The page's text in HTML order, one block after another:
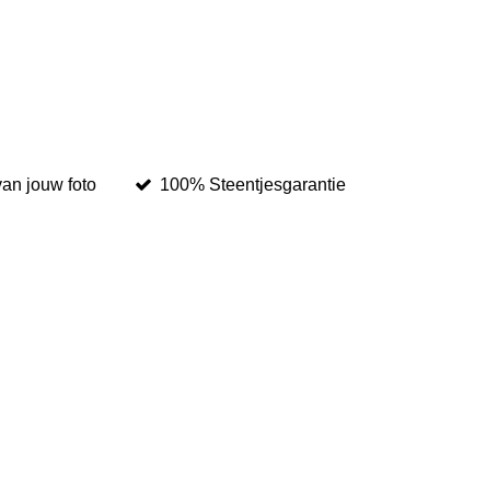
jouw foto 100% Steentjesgarantie